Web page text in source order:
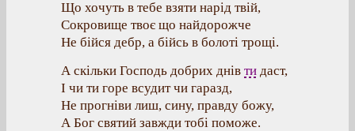
Що хочуть в тебе взяти нарід твій,
Сокровище твоє що найдорожче
Не бійся дебр, а бійсь в болоті трощі.
А скільки Господь добрих днів ти даст,
І чи ти горе всудит чи гаразд,
Не прогніви лиш, сину, правду божу,
А Бог святий завжди тобі поможе.